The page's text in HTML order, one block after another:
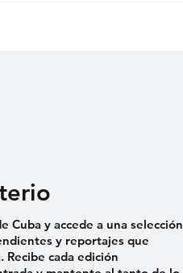
Cuba y accede a una selección
y reportajes que
Recibe cada edición